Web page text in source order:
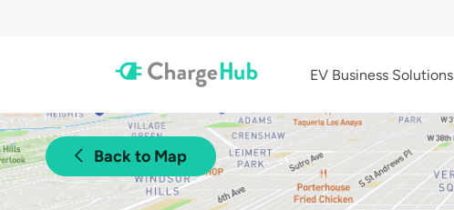
EV Business Solutions
Back to Map